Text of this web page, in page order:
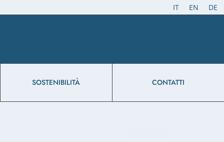
IT EN DE
SOSTENIBILITÀ CONTATTI